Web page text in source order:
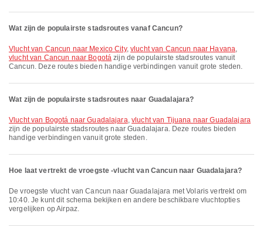
Wat zijn de populairste stadsroutes vanaf Cancun?
vlucht van Cancun naar Mexico City,vlucht van Cancun naar Havana,
vlucht van Cancun naar Bogotá zijn de populairste stadsroutes vanuit
Cancun. Deze routes bieden handige verbindingen vanuit grote steden.
Wat zijn de populairste stadsroutes naar Guadalajara?
vlucht van Bogotá naar Guadalajara,vlucht van Tijuana naar Guadalajara
zijn de populairste stadsroutes naar Guadalajara. Deze routes bieden
handige verbindingen vanuit grote steden.
Hoe laat vertrekt de vroegste -vlucht van Cancun naar Guadalajara?
De vroegste vlucht van Cancun naar Guadalajara met Volaris vertrekt om
10:40. Je kunt dit schema bekijken en andere beschikbare vluchtopties
vergelijken op Airpaz.